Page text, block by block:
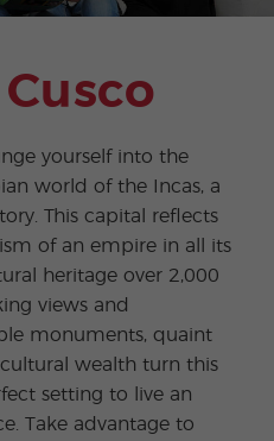
yourself into the
world of the Incas, a
This capital reflects
of an empire in all its
heritage over 2,000
views and
monuments, quaint
wealth turn this
setting to live an
Take advantage to